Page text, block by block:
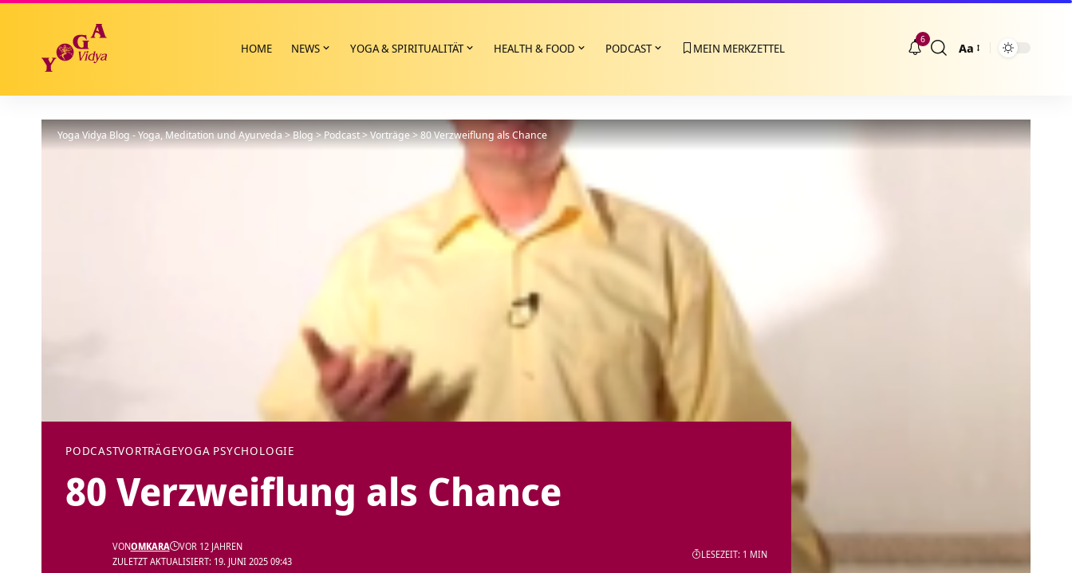
HOME NEWS YOGA & SPIRITUALITÄT HEALTH & FOOD PODCAST MEIN MERKZETTEL
6
Größenänderung
Aa
Yoga Vidya Blog - Yoga, Meditation und Ayurveda>Blog>Podcast>Vorträge>80 Verzweiflung als Chance
PODCASTVORTRÄGEYOGA PSYCHOLOGIE
80 Verzweiflung als Chance
ZULETZT AKTUALISIERT: 19. JUNI 2025 09:43
VONOMKARA VOR 12 JAHREN
LESEZEIT: 1 MIN